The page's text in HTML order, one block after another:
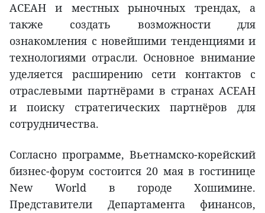
АСЕАН и местных рыночных трендах, а
также создать возможности для
ознакомления с новейшими тенденциями и
технологиями отрасли. Основное внимание
уделяется расширению сети контактов с
отраслевыми партнёрами в странах АСЕАН
и поиску стратегических партнёров для
сотрудничества.
Согласно программе, Вьетнамско-корейский
бизнес-форум состоится 20 мая в гостинице
New World в городе Хошимине.
Представители Департамента финансов,